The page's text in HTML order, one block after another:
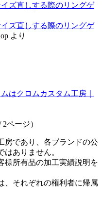
ズ直しする際のリングゲ
ズ直しする際のリングゲ
より
はクロムカスタム工房｜
ページ）
房であり、各ブランドの公
ありません。
様所有品の加工実績説明を
、それぞれの権利者に帰属